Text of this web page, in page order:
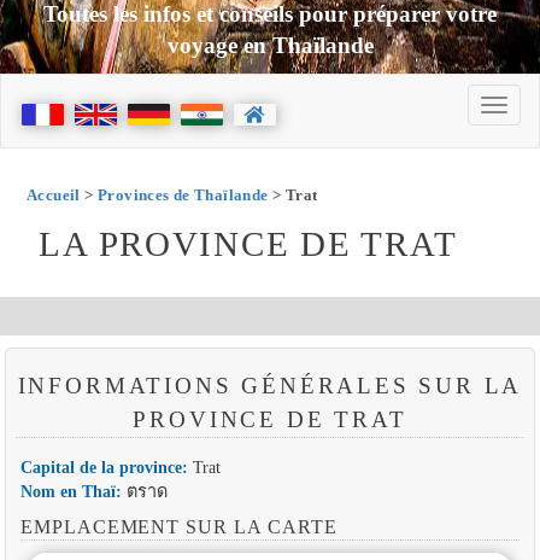
Toutes les infos et conseils pour préparer votre
voyage en Thaïlande
Accueil > Provinces de Thaïlande > Trat
LA PROVINCE DE TRAT
INFORMATIONS GÉNÉRALES SUR LA
PROVINCE DE TRAT
Capital de la province: Trat
Nom en Thaï: ตราด
EMPLACEMENT SUR LA CARTE